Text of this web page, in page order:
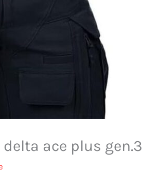
ace plus gen.3